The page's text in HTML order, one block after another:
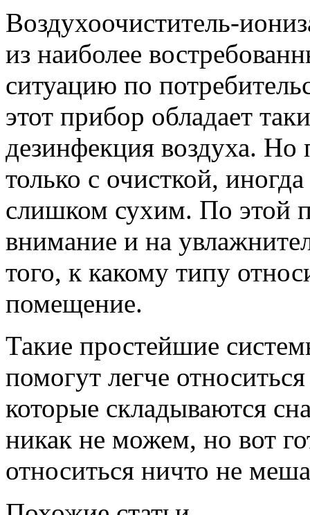
Воздухоочиститель-
из наиболее
ситуацию по
этот прибор обладает
дезинфекция воздуха.
только с очисткой,
слишком сухим. По этой
внимание и на
того, к какому типу
помещение.
Такие простейшие
помогут легче
которые складываются
никак не можем, но вот
относиться ничто не